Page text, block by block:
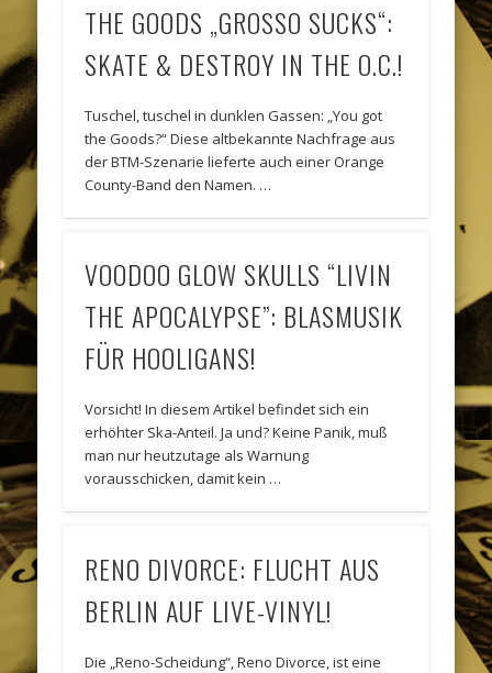
THE GOODS „GROSSO SUCKS“:
SKATE & DESTROY IN THE O.C.!
Tuschel, tuschel in dunklen Gassen: „You got
the Goods?“ Diese altbekannte Nachfrage aus
der BTM-Szenarie lieferte auch einer Orange
County-Band den Namen. …
VOODOO GLOW SKULLS “LIVIN
THE APOCALYPSE”: BLASMUSIK
FÜR HOOLIGANS!
Vorsicht! In diesem Artikel befindet sich ein
erhöhter Ska-Anteil. Ja und? Keine Panik, muß
man nur heutzutage als Warnung
vorausschicken, damit kein …
RENO DIVORCE: FLUCHT AUS
BERLIN AUF LIVE-VINYL!
Die „Reno-Scheidung“, Reno Divorce, ist eine